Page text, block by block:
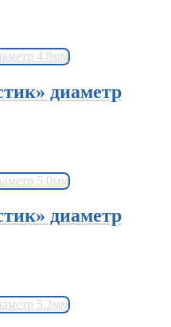
диаметр
диаметр